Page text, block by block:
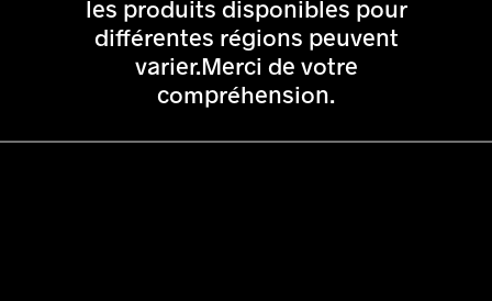
les produits disponibles pour
différentes régions peuvent
varier.Merci de votre
compréhension.